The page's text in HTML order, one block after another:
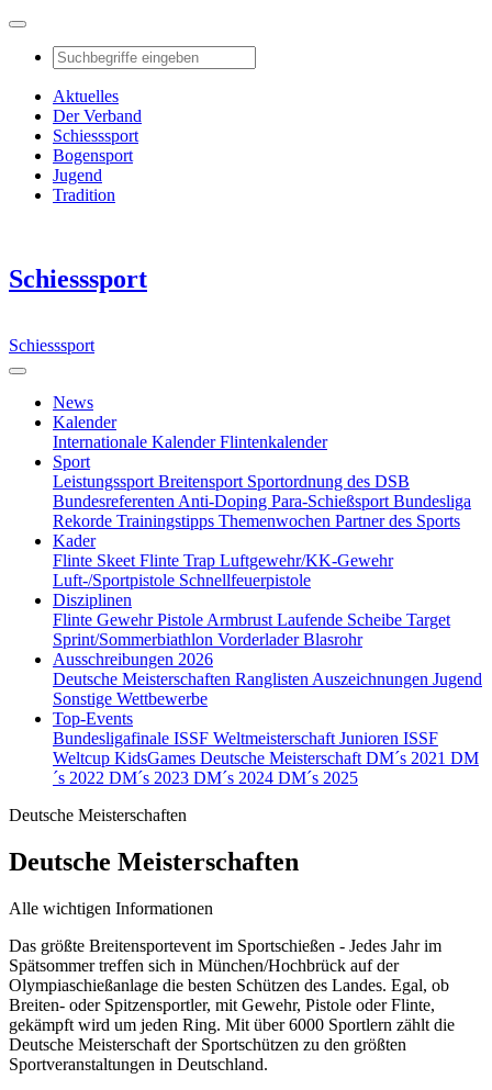
Aktuelles
Der Verband
Schiesssport
Bogensport
Jugend
Tradition
Schiesssport
Schiesssport
News
Kalender
Internationale KalenderFlintenkalender
Sport
Leistungssport Breitensport Sportordnung des DSB
Bundesreferenten Anti-Doping Para-Schießsport Bundesliga
Rekorde Trainingstipps Themenwochen Partner des Sports
Kader
Flinte Skeet Flinte Trap Luftgewehr/KK-Gewehr
Luft-/Sportpistole Schnellfeuerpistole
Disziplinen
Flinte GewehrPistole Armbrust Laufende Scheibe Target
Sprint/Sommerbiathlon VorderladerBlasrohr
Ausschreibungen 2026
Deutsche Meisterschaften Ranglisten Auszeichnungen Jugend
Sonstige Wettbewerbe
Top-Events
Bundesligafinale ISSF Weltmeisterschaft Junioren ISSF
Weltcup KidsGames Deutsche Meisterschaft DM´s 2021 DM
´s 2022 DM´s 2023 DM´s 2024 DM´s 2025
Deutsche Meisterschaften
Deutsche Meisterschaften
Alle wichtigen Informationen
Das größte Breitensportevent im Sportschießen - Jedes Jahr im
Spätsommer treffen sich in München/Hochbrück auf der
Olympiaschießanlage die besten Schützen des Landes. Egal, ob
Breiten- oder Spitzensportler, mit Gewehr, Pistole oder Flinte,
gekämpft wird um jeden Ring. Mit über 6000 Sportlern zählt die
Deutsche Meisterschaft der Sportschützen zu den größten
Sportveranstaltungen in Deutschland.